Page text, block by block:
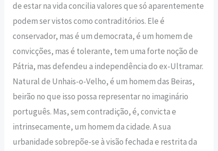
de estar na vida concilia valores que só aparentemente
podem ser vistos como contraditórios. Ele é
conservador, mas é um democrata, é um homem de
convicções, mas é tolerante, tem uma forte noção de
Pátria, mas defendeu a independência do ex-Ultramar.
Natural de Unhais-o-Velho, é um homem das Beiras,
beirão no que isso possa representar no imaginário
português. Mas, sem contradição, é, convicta e
intrinsecamente, um homem da cidade. A sua
urbanidade sobrepõe-se à visão fechada e restrita da